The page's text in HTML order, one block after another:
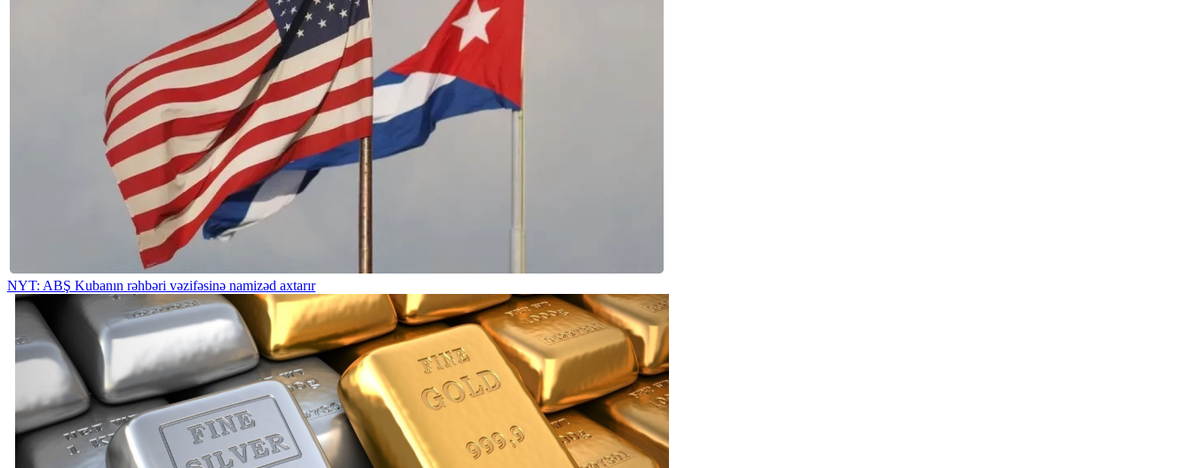
NYT: ABŞ Kubanın rəhbəri vəzifəsinə namizəd axtarır